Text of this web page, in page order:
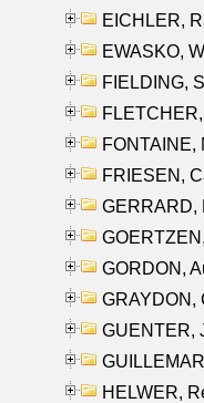
EICHLER,
EWASKO,
FIELDING,
FONTAINE,
FRIESEN,
GERRARD,
GORDON,
GRAYDON,
GUENTER,
HELWER,